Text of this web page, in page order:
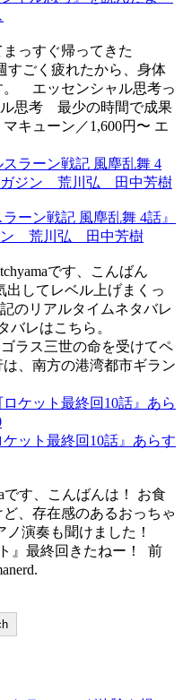
っすぐ帰ってきた
すごく疲れたから、身体
。 エッセンシャル思考っ
思考 最少の時間で成果
キューン／1,600円〜 エ
ーン戦記 風塵乱舞 4話』
ン 荒川弘 田中芳樹
です、こんばん
出してレベル上げまくっ
のリアルタイムネタバレ
バレはこちら。
ラス三世の命を受けてペ
、南方の港湾都市ギラン
ット最終回10話』あらす
です、こんばんは！ お食
、存在感のあるおっちゃ
演奏も聞けました！
』最終回きたねー！ 前